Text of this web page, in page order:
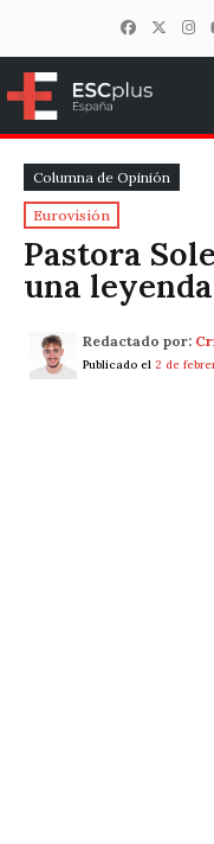
ESCplus
Columna de Opinión
Eurovisión
Pastora
una leyenda
Redactado por:
Publicado el 2 de